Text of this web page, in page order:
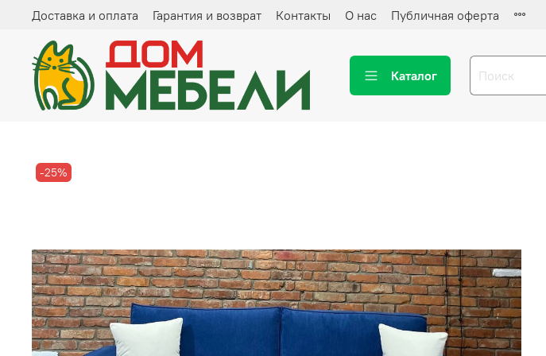
Доставка и оплата Гарантия и возврат Контакты О нас Публичная оферта
Каталог
-25%